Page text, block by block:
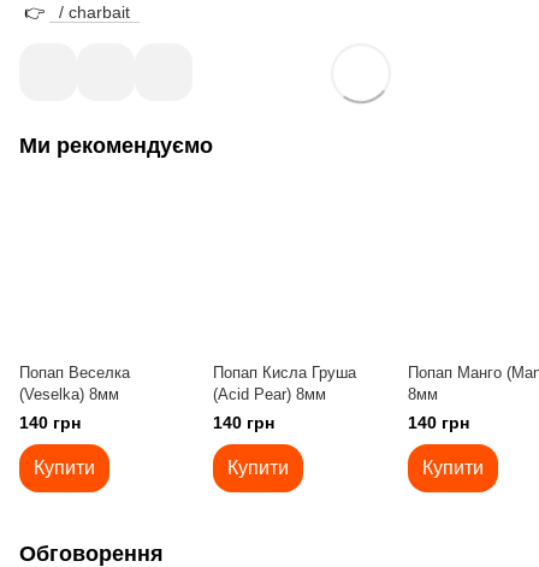
👉
/ charbait
Ми рекомендуємо
Попап Веселка
(Veselka) 8мм
140 грн
Купити
Попап Кисла Груша
(Acid Pear) 8мм
140 грн
Купити
Попап Манго
8мм
140 грн
Купити
Обговорення